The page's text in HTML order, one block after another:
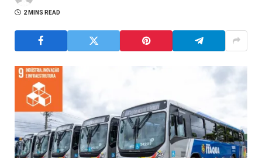
2 MINS READ